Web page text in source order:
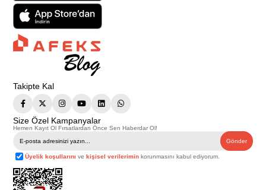
Takipte Kal
Size Özel Kampanyalar
Hemen Kayıt Ol Fırsatlardan Önce Sen Haberdar Ol!
Gönder
Üyelik koşullarını vekişisel verilerimin korunmasını kabul ediyorum.